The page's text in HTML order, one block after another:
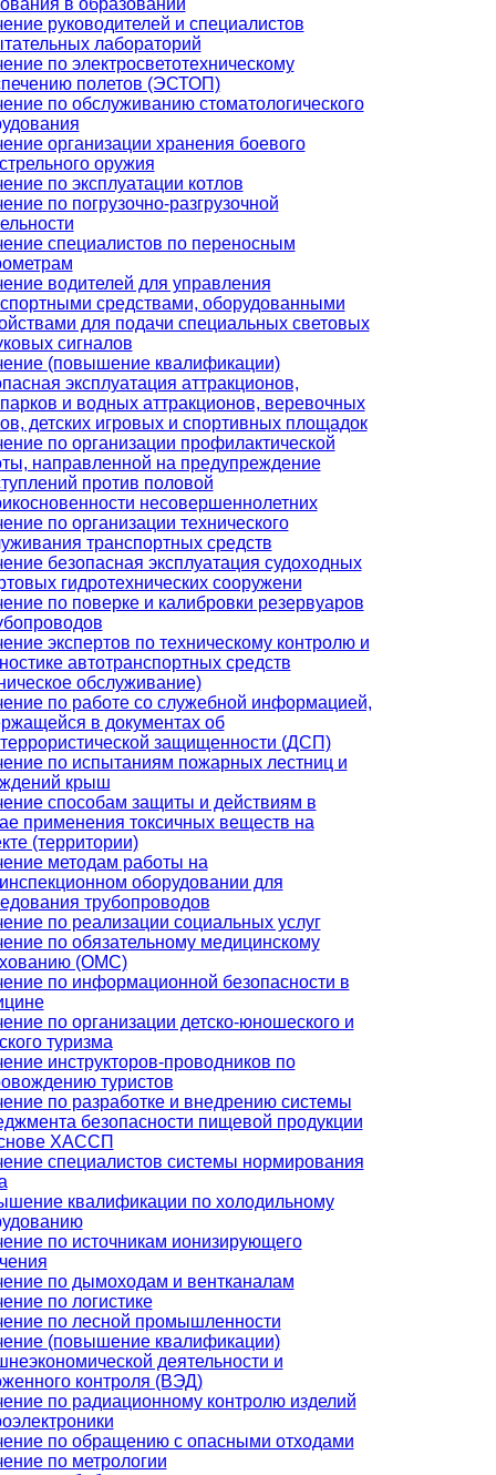
руководителей и специалистов
лабораторий
по электросветотехническому
полетов (ЭСТОП)
по обслуживанию стоматологического
организации хранения боевого
оружия
по эксплуатации котлов
по погрузочно-разгрузочной
специалистов по переносным
водителей для управления
средствами, оборудованными
для подачи специальных световых
сигналов
(повышение квалификации)
эксплуатация аттракционов,
и водных аттракционов, веревочных
детских игровых и спортивных площадок
по организации профилактической
направленной на предупреждение
против половой
несовершеннолетних
по организации технического
транспортных средств
безопасная эксплуатация судоходных
гидротехнических сооружени
по поверке и калибровки резервуаров
экспертов по техническому контролю и
автотранспортных средств
обслуживание)
по работе со служебной информацией,
в документах об
защищенности (ДСП)
по испытаниям пожарных лестниц и
крыш
способам защиты и действиям в
применения токсичных веществ на
(территории)
методам работы на
оборудовании для
трубопроводов
по реализации социальных услуг
по обязательному медицинскому
(ОМС)
по информационной безопасности в
по организации детско-юношеского и
туризма
инструкторов-проводников по
туристов
по разработке и внедрению системы
безопасности пищевой продукции
ХАССП
специалистов системы нормирования
квалификации по холодильному
по источникам ионизирующего
по дымоходам и вентканалам
по логистике
по лесной промышленности
(повышение квалификации)
деятельности и
контроля (ВЭД)
по радиационному контролю изделий
по обращению с опасными отходами
по метрологии